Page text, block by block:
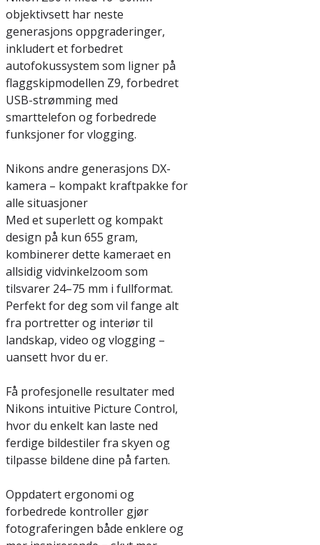
objektivsett har neste
generasjons oppgraderinger,
inkludert et forbedret
autofokussystem som ligner på
flaggskipmodellen Z9, forbedret
USB-strømming med
smarttelefon og forbedrede
funksjoner for vlogging.
Nikons andre generasjons DX-
kamera – kompakt kraftpakke for
alle situasjoner
Med et superlett og kompakt
design på kun 655 gram,
kombinerer dette kameraet en
allsidig vidvinkelzoom som
tilsvarer 24–75 mm i fullformat.
Perfekt for deg som vil fange alt
fra portretter og interiør til
landskap, video og vlogging –
uansett hvor du er.
Få profesjonelle resultater med
Nikons intuitive Picture Control,
hvor du enkelt kan laste ned
ferdige bildestiler fra skyen og
tilpasse bildene dine på farten.
Oppdatert ergonomi og
forbedrede kontroller gjør
fotograferingen både enklere og